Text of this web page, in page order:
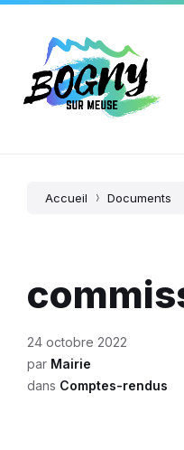
Accueil Documents
24 octobre 2022
par Mairie
dans Comptes-rendus